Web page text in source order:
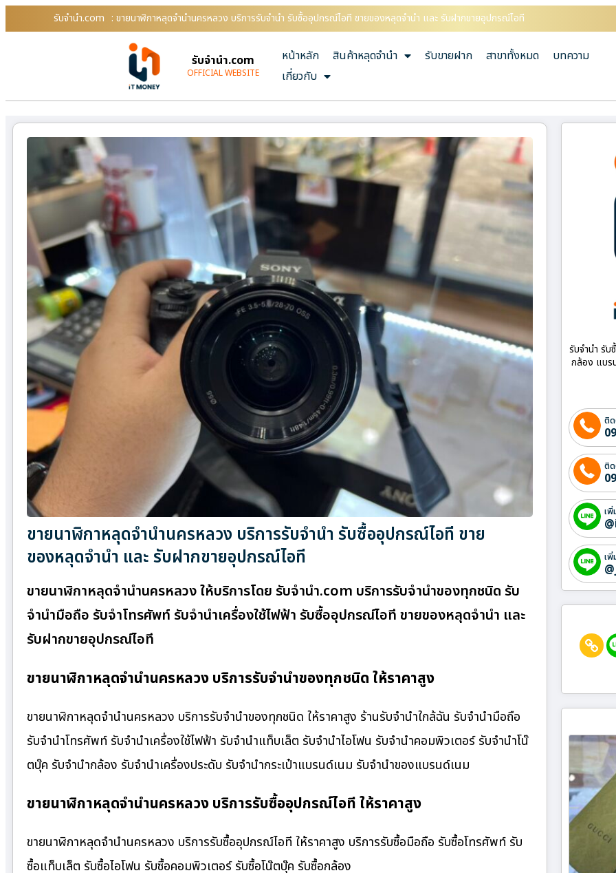
รับจํานํา.com : ขายนาฬิกาหลุดจำนำนครหลวง บริการรับจำนำ รับซื้ออุปกรณ์ไอที ขายของหลุดจำนำ และ รับฝากขายอุปกรณ์ไอที
รับจํานํา.com
OFFICIAL WEBSITE
หน้าหลัก สินค้าหลุดจำนำ รับขายฝาก สาขาทั้งหมด
บทความ
เกี่ยวกับ
ขายนาฬิกาหลุดจำนำนครหลวง บริการรับจำนำ รับซื้ออุปกรณ์ไอที ขาย
ของหลุดจำนำ และ รับฝากขายอุปกรณ์ไอที
ขายนาฬิกาหลุดจำนำนครหลวง ให้บริการโดย รับจํานํา.com บริการรับจำนำของทุกชนิด รับ
จำนำมือถือ รับจำโทรศัพท์ รับจำนำเครื่องใช้ไฟฟ้า รับซื้ออุปกรณ์ไอที ขายของหลุดจำนำ และ
รับฝากขายอุปกรณ์ไอที
ขายนาฬิกาหลุดจำนำนครหลวง บริการรับจำนำของทุกชนิด ให้ราคาสูง
ขายนาฬิกาหลุดจำนำนครหลวง บริการรับจำนำของทุกชนิด ให้ราคาสูง ร้านรับจํานําใกล้ฉัน รับจำนำมือถือ
รับจำนำโทรศัพท์ รับจำนำเครื่องใช้ไฟฟ้า รับจำนำแท็บเล็ต รับจำนำไอโฟน รับจำนำคอมพิวเตอร์ รับจำนำโน๊
ตบุ๊ค รับจำนำกล้อง รับจำนำเครื่องประดับ รับจำนำกระเป๋าแบรนด์เนม รับจำนำของแบรนด์เนม
ขายนาฬิกาหลุดจำนำนครหลวง บริการรับซื้ออุปกรณ์ไอที ให้ราคาสูง
ขายนาฬิกาหลุดจำนำนครหลวง บริการรับซื้ออุปกรณ์ไอที ให้ราคาสูง บริการรับซื้อมือถือ รับซื้อโทรศัพท์ รับ
ซื้อแท็บเล็ต รับซื้อไอโฟน รับซื้อคอมพิวเตอร์ รับซื้อโน๊ตบุ๊ค รับซื้อกล้อง
รับจำนำ รั
กล้อง แบร
ติ
ติ
เ
เ